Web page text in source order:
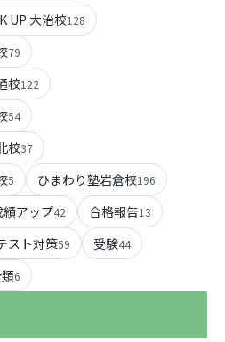
UP 大治校128
79
校122
54
校37
5 ひまわり塾岩倉校196
績アップ42 合格報告13
スト対策59 受験44
6